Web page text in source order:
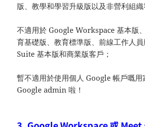
版、教學和學習升級版以及非營利組織
不適用於 Google Workspace 基本版
育基礎版、教育標準版、前線工作人
Suite 基本版和商業版客戶；
暫不適用於使用個人 Google 帳戶嘅
Google admin 啦！